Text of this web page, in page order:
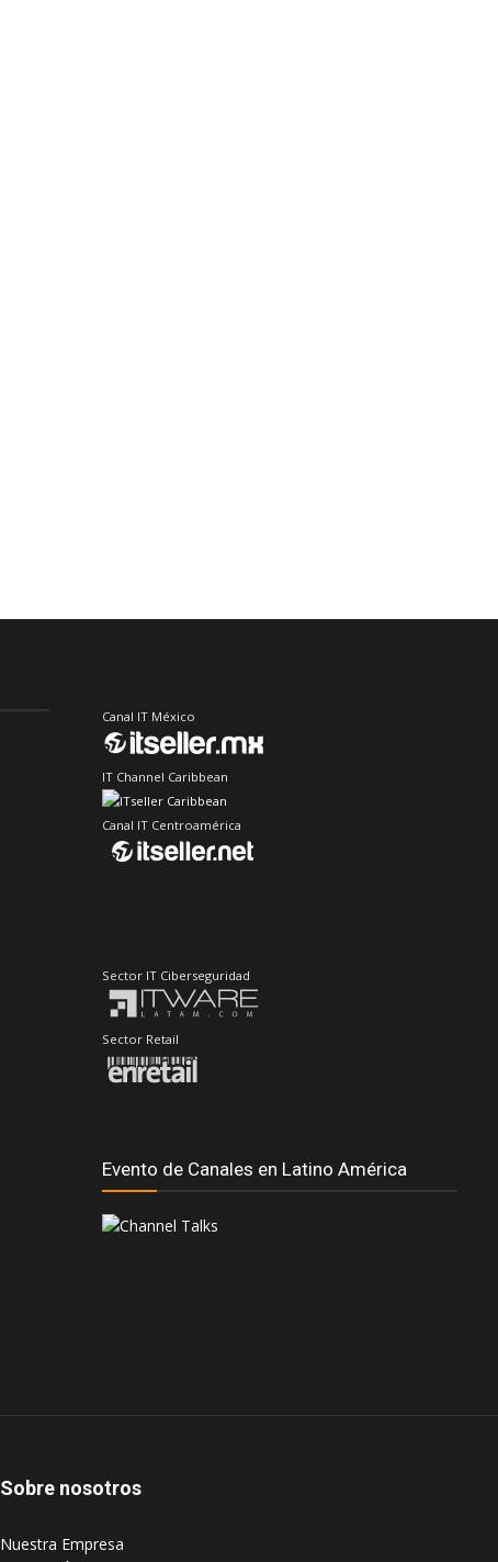
Canal IT México
IT Channel Caribbean
Canal IT Centroamérica
Sector IT Ciberseguridad
Sector Retail
Evento de Canales en Latino América
Sobre nosotros
‎Nuestra Empresa